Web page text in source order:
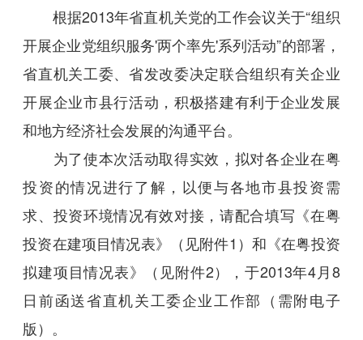
根据2013年省直机关党的工作会议关于“组织
开展企业党组织服务'两个率先'系列活动”的部署，
省直机关工委、省发改委决定联合组织有关企业
开展企业市县行活动，积极搭建有利于企业发展
和地方经济社会发展的沟通平台。
为了使本次活动取得实效，拟对各企业在粤
投资的情况进行了解，以便与各地市县投资需
求、投资环境情况有效对接，请配合填写《在粤
投资在建项目情况表》（见附件1）和《在粤投资
拟建项目情况表》（见附件2），于2013年4月8
日前函送省直机关工委企业工作部（需附电子
版）。